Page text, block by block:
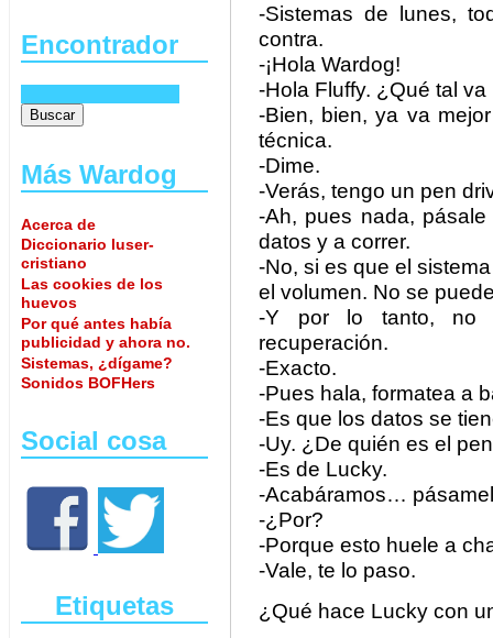
Encontrador
Más Wardog
Acerca de
Diccionario luser-
cristiano
Las cookies de los
huevos
Por qué antes había
publicidad y ahora no.
Sistemas, ¿dígame?
Sonidos BOFHers
Social cosa
Etiquetas
-Sistemas de lunes,
contra.
-¡Hola Wardog!
-Hola Fluffy. ¿Qué tal
-Bien, bien, ya va
técnica.
-Dime.
-Verás, tengo un pen
-Ah, pues nada,
datos y a correr.
-No, si es que el
el volumen. No se
-Y por lo tanto, no
recuperación.
-Exacto.
-Pues hala, formatea a
-Es que los datos se
-Uy. ¿De quién es el
-Es de Lucky.
-Acabáramos…
-¿Por?
-Porque esto huele a
-Vale, te lo paso.
¿Qué hace Lucky con